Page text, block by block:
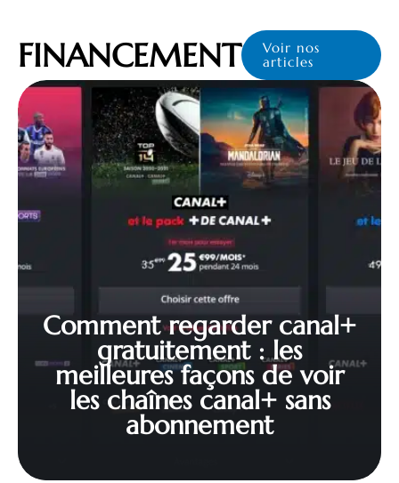
FINANCEMENT
Voir nos
articles
Comment regarder canal+
gratuitement : les
meilleures façons de voir
les chaînes canal+ sans
abonnement